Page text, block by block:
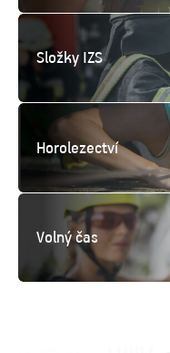
Složky IZS
Horolezectví
Volný čas